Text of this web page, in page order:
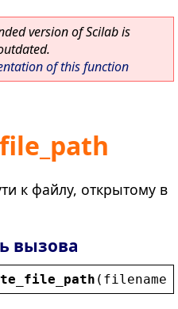
version of Scilab is
of this function
к файлу, открытому в
вызова
( filename